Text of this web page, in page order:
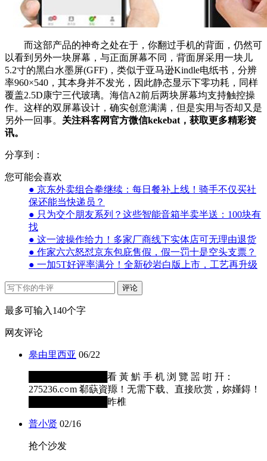
而这部产品的神奇之处在于，你翻过手机的背面，仍然可
以看到另外一块屏幕，与正面屏幕不同，背面屏采用一块儿
5.2寸的黑白水墨屏(GFF)，类似于亚马逊Kindle电纸书，分辨
率960×540，其本身并不发光，因此静态显示下零功耗，同样
覆盖2.5D康宁三代玻璃。海信A2前后两块屏幕均支持触控操
作。这样的双屏幕设计，确实创意满满，但是实用与否却又是
另外一回事。 关注科客网官方微信kekebat，获取更多精彩资
讯。
分享到：
您可能会喜欢
● 京东外卖组合拳继续：每日餐补上线！骑手不仅买社
保还能当快递员？
● 只为交个朋友系列？这些智能音箱半卖半送：100块有
找
● 这一波操作给力！多家厂商线下实体店可无理由退货
● 作家六六怒怼京东包庇售假，假一罚十是空头支票？
● 一加5T好评率满分！全新砂岩白版上市，工艺再升级
评论
最多可输入140个字
网友评论
皋由里西亚 06/22
████████████看 黃 魸 手 机 浏 覽 噐 咑 幵：
275236.c○m 郗蒛資羱！无需下载、直接欣赏，妳嬞鍀！
████████████昨椎
普小贤 02/16
抢个沙发